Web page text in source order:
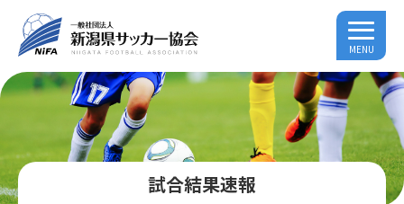
MENU
試合結果速報